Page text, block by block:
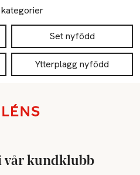
Set nyfödd
Ytterplagg nyfödd
vår kundklubb